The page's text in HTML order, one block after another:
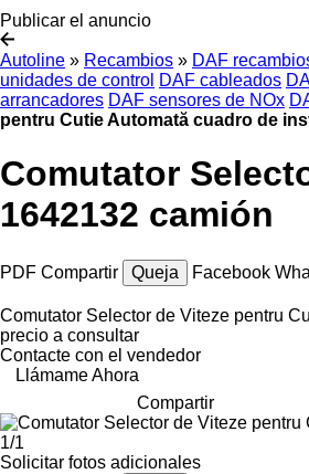
Publicar el anuncio
Autoline » Recambios » DAF
unidades de control DAF cableados
arrancadores DAF sensores de NOx
pentru Cutie Automată cuadro de
Comutator
1642132 camión
PDF Compartir Queja Facebook
Comutator Selector de Viteze pentru
precio a consultar
Contacte con el vendedor
Llámame Ahora
Compartir
1/1
Solicitar fotos adicionales